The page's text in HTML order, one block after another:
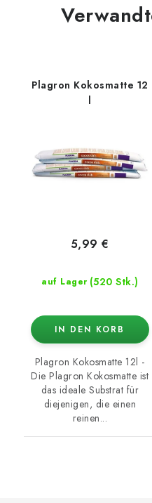
Plagron Kokosmatte 12
l
auf Lager (520 Stk.)
5,99 €
IN DEN KORB
Plagron Kokosmatte 12l -
Die Plagron Kokosmatte ist
das ideale Substrat für
diejenigen, die einen
reinen...